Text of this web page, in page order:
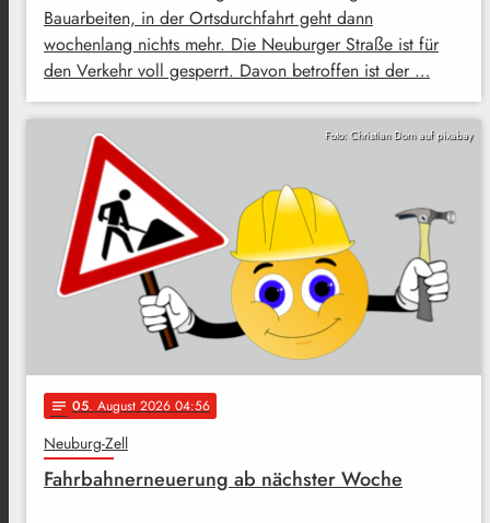
Bauarbeiten, in der Ortsdurchfahrt geht dann
wochenlang nichts mehr. Die Neuburger Straße ist für
den Verkehr voll gesperrt. Davon betroffen ist der …
Foto: Christian Dorn auf pixabay
notes 05. August 2026 04:56
Neuburg-Zell
Fahrbahnerneuerung ab nächster Woche